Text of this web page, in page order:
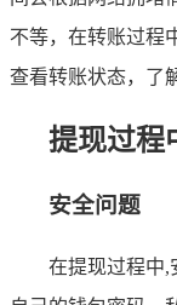
不等，在转账过程
查看转账状态，了
提现过程
安全问题
在提现过程中,